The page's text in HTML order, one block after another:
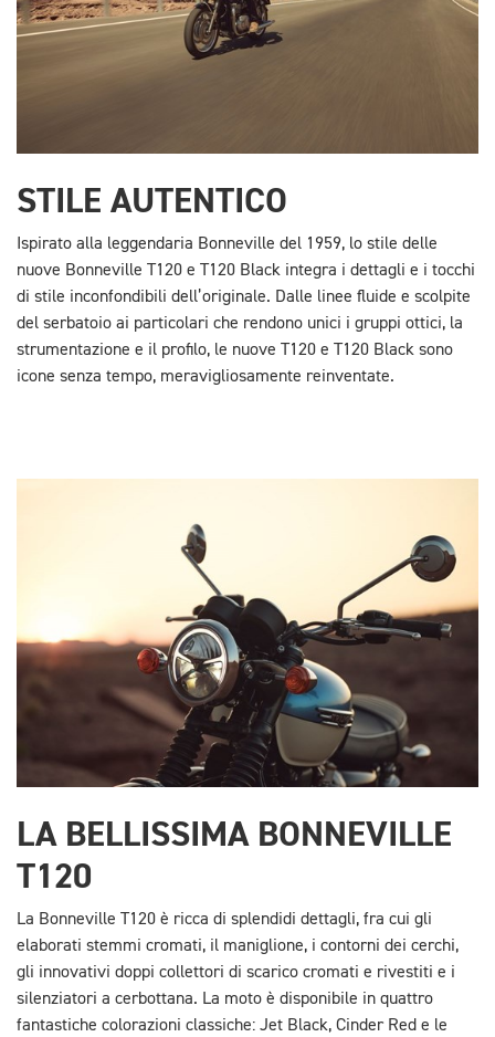
STILE AUTENTICO
Ispirato alla leggendaria Bonneville del 1959, lo stile delle
nuove Bonneville T120 e T120 Black integra i dettagli e i tocchi
di stile inconfondibili dell’originale. Dalle linee fluide e scolpite
del serbatoio ai particolari che rendono unici i gruppi ottici, la
strumentazione e il profilo, le nuove T120 e T120 Black sono
icone senza tempo, meravigliosamente reinventate.
LA BELLISSIMA BONNEVILLE
T120
La Bonneville T120 è ricca di splendidi dettagli, fra cui gli
elaborati stemmi cromati, il maniglione, i contorni dei cerchi,
gli innovativi doppi collettori di scarico cromati e rivestiti e i
silenziatori a cerbottana. La moto è disponibile in quattro
fantastiche colorazioni classiche: Jet Black, Cinder Red e le